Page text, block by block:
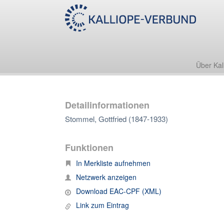
Über
Detailinformationen
Stommel, Gottfried (1847-1933)
Funktionen
In Merkliste aufnehmen
Netzwerk anzeigen
Download EAC-CPF (XML)
Link zum Eintrag